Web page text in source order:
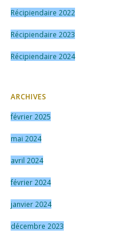
Récipiendaire 2022
Récipiendaire 2023
Récipiendaire 2024
ARCHIVES
février 2025
mai 2024
avril 2024
février 2024
janvier 2024
décembre 2023